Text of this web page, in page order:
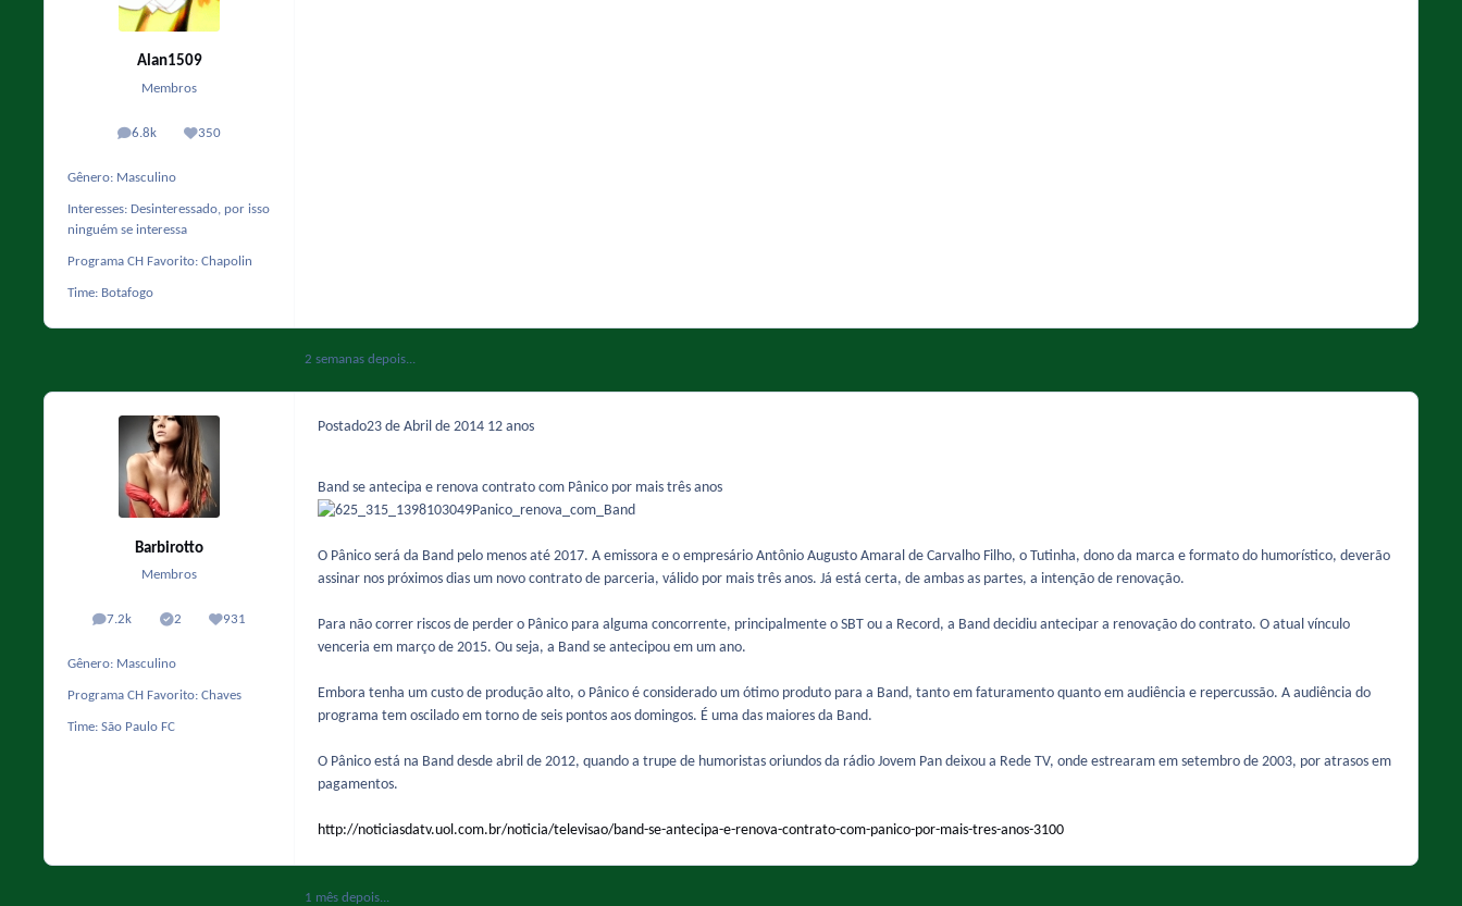
Alan1509
Membros
6.8k
posts 350
Reputação
Gênero: Masculino
Interesses: Desinteressado, por isso
ninguém se interessa
Programa CH Favorito: Chapolin
Time: Botafogo
2 semanas depois...
Barbirotto
Membros
7.2k
posts 2
Solutions931
Reputação
Gênero: Masculino
Programa CH Favorito: Chaves
Time: São Paulo FC
Postado23 de Abril de 2014 12 anos
Band se antecipa e renova contrato com Pânico por mais três anos
O Pânico será da Band pelo menos até 2017. A emissora e o empresário Antônio Augusto Amaral de Carvalho Filho, o Tutinha, dono da marca e formato do humorístico, deverão
assinar nos próximos dias um novo contrato de parceria, válido por mais três anos. Já está certa, de ambas as partes, a intenção de renovação.
Para não correr riscos de perder o Pânico para alguma concorrente, principalmente o SBT ou a Record, a Band decidiu antecipar a renovação do contrato. O atual vínculo
venceria em março de 2015. Ou seja, a Band se antecipou em um ano.
Embora tenha um custo de produção alto, o Pânico é considerado um ótimo produto para a Band, tanto em faturamento quanto em audiência e repercussão. A audiência do
programa tem oscilado em torno de seis pontos aos domingos. É uma das maiores da Band.
O Pânico está na Band desde abril de 2012, quando a trupe de humoristas oriundos da rádio Jovem Pan deixou a Rede TV, onde estrearam em setembro de 2003, por atrasos em
pagamentos.
http://noticiasdatv.uol.com.br/noticia/televisao/band-se-antecipa-e-renova-contrato-com-panico-por-mais-tres-anos-3100
1 mês depois...